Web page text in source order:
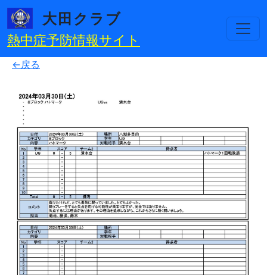
メインコンテンツに移動
大田クラブ
熱中症予防情報サイト
←戻る